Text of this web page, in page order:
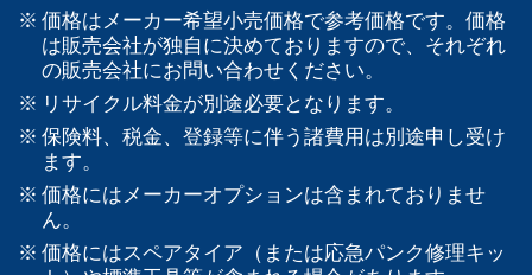
価格はメーカー希望小売価格で参考価格です。価格
は販売会社が独自に決めておりますので、それぞれ
の販売会社にお問い合わせください。
リサイクル料金が別途必要となります。
保険料、税金、登録等に伴う諸費用は別途申し受け
ます。
価格にはメーカーオプションは含まれておりませ
ん。
価格にはスペアタイア（または応急パンク修理キッ